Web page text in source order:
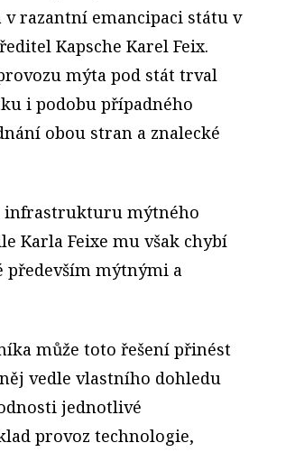
razantní emancipaci státu v
Kapsche Karel Feix.
mýta pod stát trval
i podobu případného
obou stran a znalecké
infrastrukturu mýtného
Karla Feixe mu však chybí
především mýtnými a
může toto řešení přinést
vedle vlastního dohledu
jednotlivé
provoz technologie,